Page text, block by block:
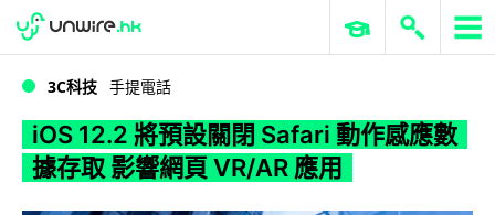
WWDC 2026 ERP 與商業 AI
3C科技 手提電話
iOS 12.2 將預設關閉 Safari 動作感應數
據存取 影響網頁 VR/AR 應用